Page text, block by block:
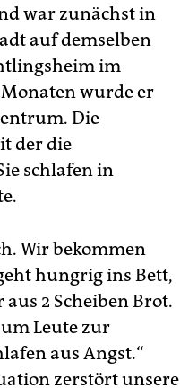
war zunächst in
auf demselben
im
wurde er
Die
der die
schlafen in
Wir bekommen
hungrig ins Bett,
2 Scheiben Brot.
Leute zur
aus Angst.“
zerstört unsere